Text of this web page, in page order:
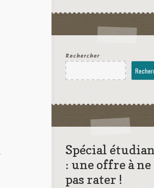
Rechercher
Spécial
: une offre à ne
pas rater !